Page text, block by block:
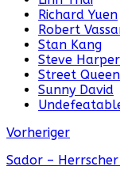
Richard Yuen
Robert
Stan Kang
Steve Harper
Street
Sunny David
Vorheriger
Sador –